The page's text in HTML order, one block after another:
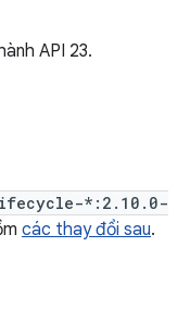
API 23.
*:2.10.0-
các thay đổi sau.